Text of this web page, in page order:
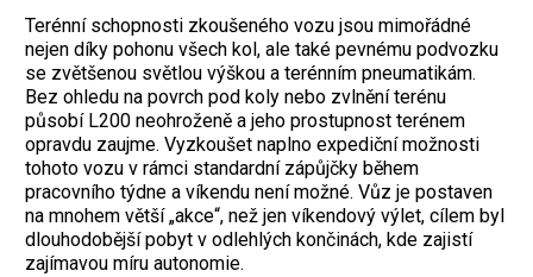
Terénní schopnosti zkoušeného vozu jsou mimořádné
nejen díky pohonu všech kol, ale také pevnému podvozku
se zvětšenou světlou výškou a terénním pneumatikám.
Bez ohledu na povrch pod koly nebo zvlnění terénu
působí L200 neohroženě a jeho prostupnost terénem
opravdu zaujme. Vyzkoušet naplno expediční možnosti
tohoto vozu v rámci standardní zápůjčky během
pracovního týdne a víkendu není možné. Vůz je postaven
na mnohem větší „akce“, než jen víkendový výlet, cílem byl
dlouhodobější pobyt v odlehlých končinách, kde zajistí
zajímavou míru autonomie.